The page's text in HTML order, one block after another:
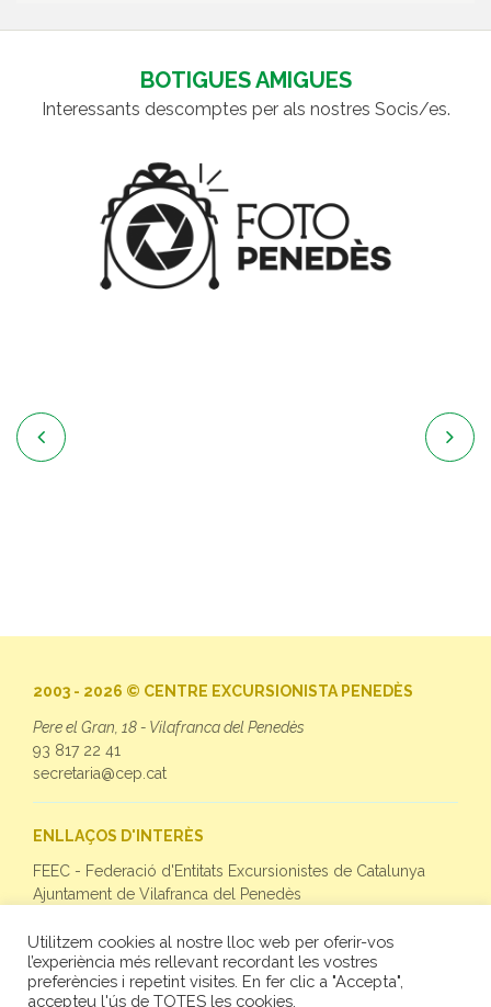
BOTIGUES AMIGUES
Interessants descomptes per als nostres Socis/es.
 
2003 - 2026 © CENTRE EXCURSIONISTA PENEDÈS
Pere el Gran, 18 - Vilafranca del Penedès
93 817 22 41
secretaria@cep.cat
ENLLAÇOS D'INTERÈS
FEEC - Federació d'Entitats Excursionistes de Catalunya
Ajuntament de Vilafranca del Penedès
SEGUEIX-NOS
Facebook
Utilitzem cookies al nostre lloc web per oferir-vos
l’experiència més rellevant recordant les vostres
preferències i repetint visites. En fer clic a "Accepta",
accepteu l'ús de TOTES les cookies.